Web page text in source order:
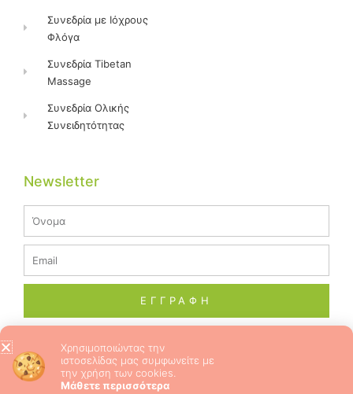
Συνεδρία με Ιόχρους
Φλόγα
Συνεδρία Tibetan
Massage
Συνεδρία Ολικής
Συνειδητότητας
Newsletter
ΕΓΓΡΑΦΗ
© 2026 ALL RIGHTS RESERVED​
CRAFTED WITH ❤ BY DREAMCRAFT
Χρησιμοποιώντας την
ιστοσελίδας μας συμφωνείτε με
την χρήση των cookies.
Μάθετε περισσότερα